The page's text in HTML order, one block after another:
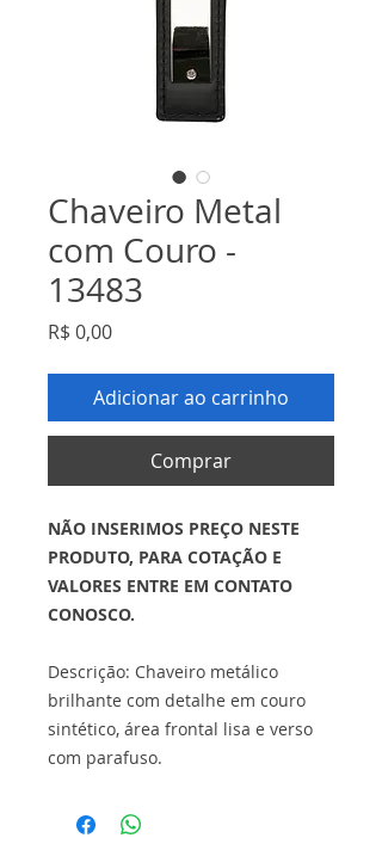
Chaveiro Metal
com Couro -
13483
R$ 0,00Preço
Adicionar ao carrinho
Comprar
NÃO INSERIMOS PREÇO NESTE
PRODUTO, PARA COTAÇÃO E
VALORES ENTRE EM CONTATO
CONOSCO.
Descrição: Chaveiro metálico
brilhante com detalhe em couro
sintético, área frontal lisa e verso
com parafuso.